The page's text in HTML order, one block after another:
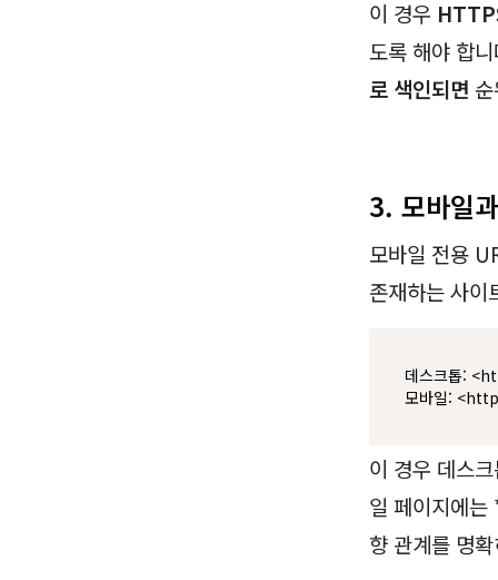
이 경우
도록 해야 합
로 색인되면
3. 모바일
모바일 전용
존재하는 사이
데스크톱:
모바일:
이 경우 데스
일 페이지에
향 관계를 명